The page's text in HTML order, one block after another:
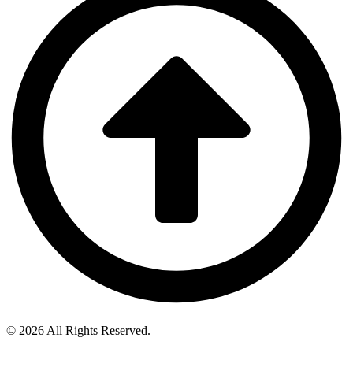
© 2026 All Rights Reserved.